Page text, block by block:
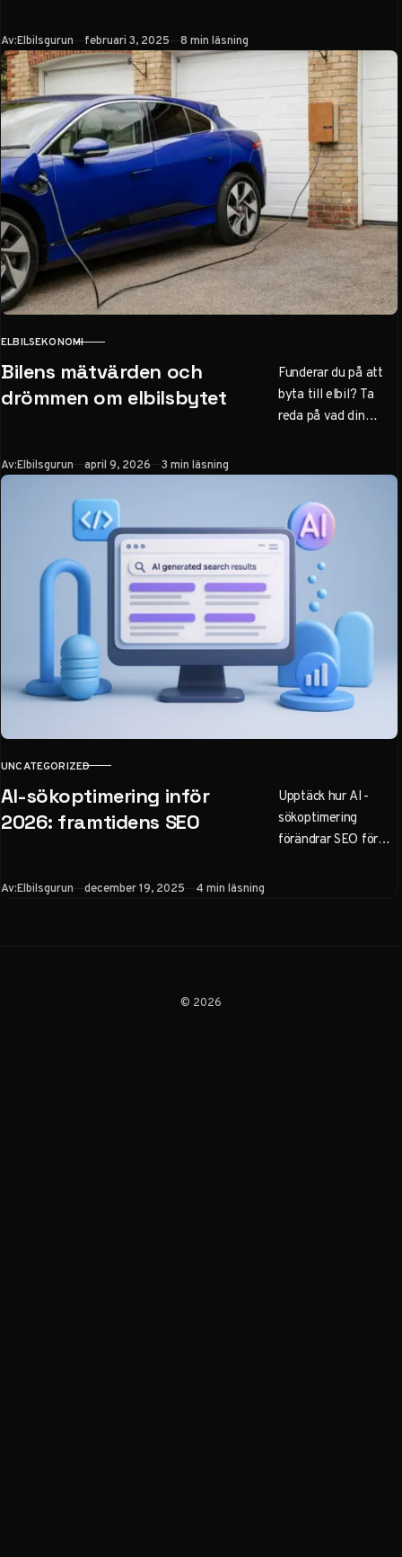
kostnader, räckvidd,
miljöpåverkan och
vilken som passar
Av:Elbilsgurun Publicerad
februari 3, 2025 8 min läsning
KATEGORI
ELBILSEKONOMI
Bilens mätvärden och
drömmen om elbilsbytet
Funderar du på att
byta till elbil? Ta
reda på vad din
faktor för att räkna
hem ditt bilbyte.
Av:Elbilsgurun Publicerad
april 9, 2026 3 min läsning
KATEGORI
UNCATEGORIZED
AI-sökoptimering inför
2026: framtidens SEO
Upptäck hur AI-
sökoptimering
förändrar SEO för
Av:Elbilsgurun Publicerad
december 19, 2025 4 min läsning
© 2026